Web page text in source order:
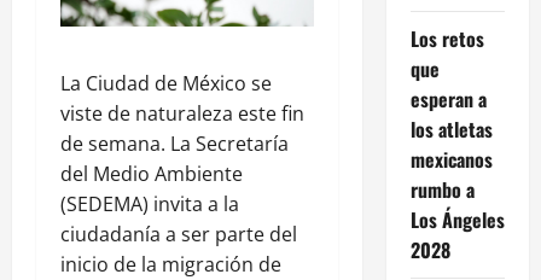
La Ciudad de México se
viste de naturaleza este fin
de semana. La Secretaría
del Medio Ambiente
(SEDEMA) invita a la
ciudadanía a ser parte del
inicio de la migración de
Los retos
que
esperan a
los atletas
mexicanos
rumbo a
Los Ángeles
2028